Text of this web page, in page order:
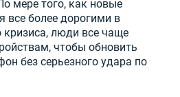
мере того, как новые
все более дорогими в
кризиса, люди все чаще
чтобы обновить
без серьезного удара по